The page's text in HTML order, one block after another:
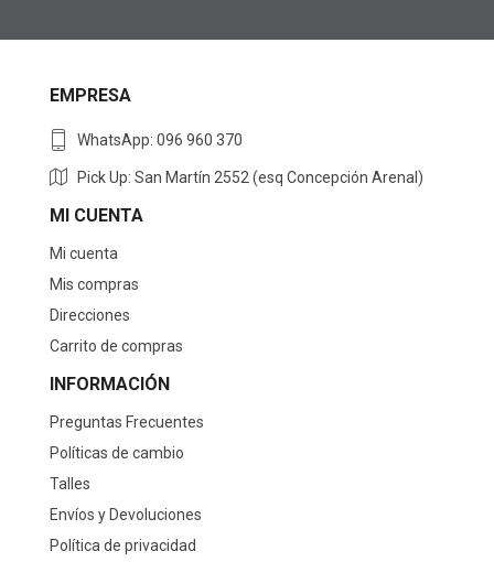
EMPRESA
WhatsApp: 096 960 370
Pick Up: San Martín 2552 (esq Concepción Arenal)
MI CUENTA
Mi cuenta
Mis compras
Direcciones
Carrito de compras
INFORMACIÓN
Preguntas Frecuentes
Políticas de cambio
Talles
Envíos y Devoluciones
Política de privacidad